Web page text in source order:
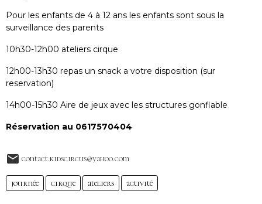
Pour les enfants de 4 à 12 ans les enfants sont sous la
surveillance des parents
10h30-12h00 ateliers cirque
12h00-13h30 repas un snack a votre disposition (sur
reservation)
14h00-15h30 Aire de jeux avec les structures gonflable
Réservation au 0617570404
contact.kidscircus@yahoo.com
journée cirque ateliers activité